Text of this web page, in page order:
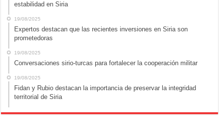
estabilidad en Siria
19/08/2025
Expertos destacan que las recientes inversiones en Siria son
prometedoras
19/08/2025
Conversaciones sirio-turcas para fortalecer la cooperación militar
19/08/2025
Fidan y Rubio destacan la importancia de preservar la integridad
territorial de Siria